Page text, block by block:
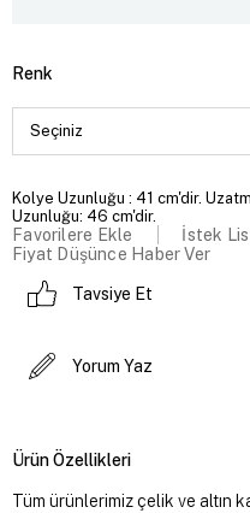
Renk
Kolye Uzunluğu : 41 cm'dir.
Uzunluğu: 46 cm'dir.
Favorilere Ekle
İstek
Fiyat Düşünce Haber Ver
Tavsiye Et
Yorum Yaz
Ürün Özellikleri
Tüm ürünlerimiz çelik ve altın